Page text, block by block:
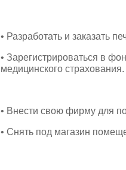
• Разработать и заказать
• Зарегистрироваться в
медицинского страхования.
• Внести свою фирму для
• Снять под магазин